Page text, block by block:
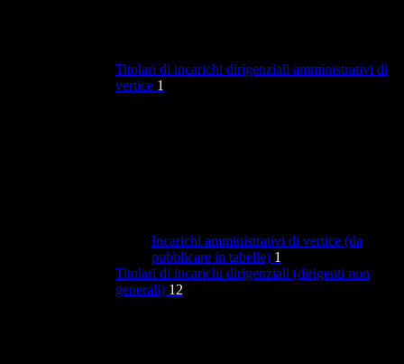
Titolari di incarichi dirigenziali amministrativi di
vertice 1
Incarichi amministrativi di vertice (da
pubblicare in tabelle) 1
Titolari di incarichi dirigenziali (dirigenti non
generali) 12